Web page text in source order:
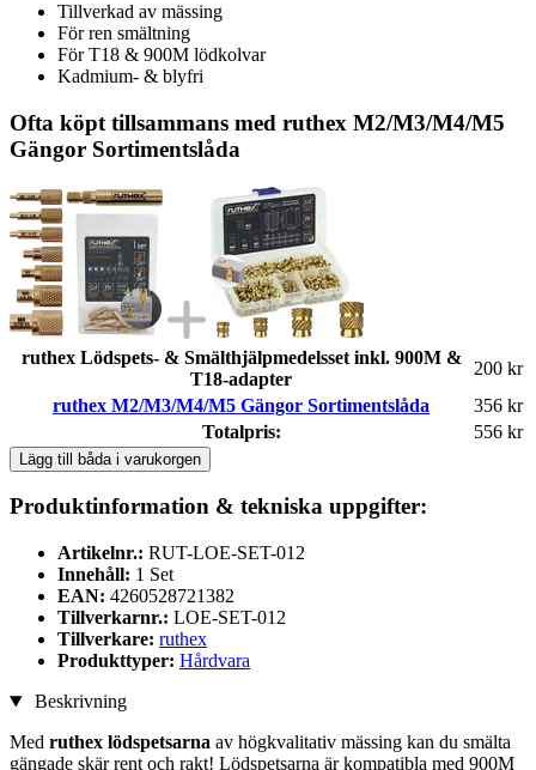
Tillverkad av mässing
För ren smältning
För T18 & 900M lödkolvar
Kadmium- & blyfri
Ofta köpt tillsammans med ruthex M2/M3/M4/M5
Gängor Sortimentslåda
ruthex Lödspets- & Smälthjälpmedelsset inkl. 900M &
T18-adapter
200 kr
ruthex M2/M3/M4/M5 Gängor Sortimentslåda
356 kr
Totalpris:
556 kr
Lägg till båda i varukorgen
Produktinformation & tekniska uppgifter:
Artikelnr.: RUT-LOE-SET-012
Innehåll: 1 Set
EAN: 4260528721382
Tillverkarnr.: LOE-SET-012
Tillverkare: ruthex
Produkttyper: Hårdvara
Beskrivning
Med ruthex lödspetsarna av högkvalitativ mässing kan du smälta
gängade skär rent och rakt! Lödspetsarna är kompatibla med 900M